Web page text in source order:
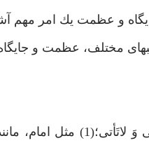
و عظمت يك امر مهم
مختلف، عظمت و
حضرت فاطمه(س) فرمود: «مَثَلُ